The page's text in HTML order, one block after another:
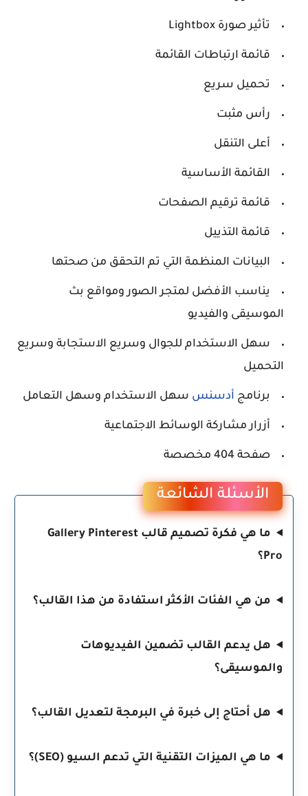
تأثير صورة Lightbox
قائمة ارتباطات القائمة
تحميل سريع
رأس مثبت
أعلى التنقل
القائمة الأساسية
قائمة ترقيم الصفحات
قائمة التذييل
البيانات المنظمة التي تم التحقق من صحتها
يناسب الأفضل لمتجر الصور ومواقع بث
الموسيقى والفيديو
سهل الاستخدام للجوال وسريع الاستجابة وسريع
التحميل
برنامج أدسنس سهل الاستخدام وسهل التعامل
أزرار مشاركة الوسائط الاجتماعية
صفحة 404 مخصصة
الأسئلة الشائعة
ما هي فكرة تصميم قالب Gallery Pinterest
Pro؟
من هي الفئات الأكثر استفادة من هذا القالب؟
هل يدعم القالب تضمين الفيديوهات
والموسيقى؟
هل أحتاج إلى خبرة في البرمجة لتعديل القالب؟
ما هي الميزات التقنية التي تدعم السيو (SEO)؟